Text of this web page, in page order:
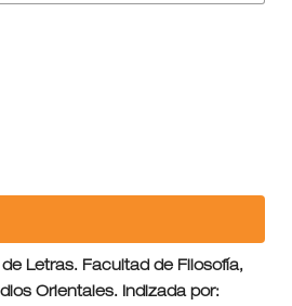
Letras. Facultad de Filosofía,
Orientales. Indizada por: